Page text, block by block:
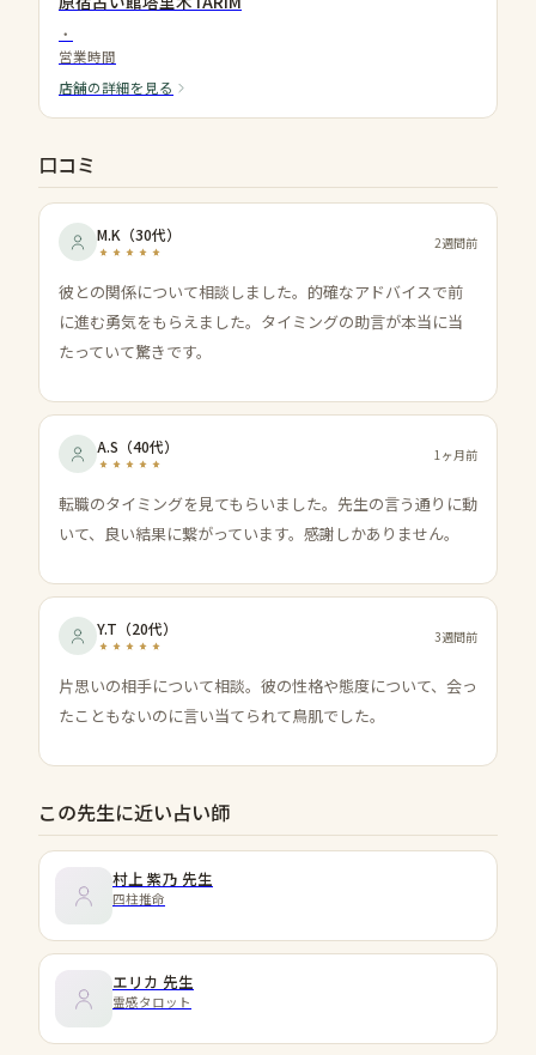
・
営業時間
店舗の詳細を見る
口コミ
M.K （30代） 2週間前
彼との関係について相談しました。的確なアドバイスで前
に進む勇気をもらえました。タイミングの助言が本当に当
たっていて驚きです。
A.S （40代） 1ヶ月前
転職のタイミングを見てもらいました。先生の言う通りに動
いて、良い結果に繋がっています。感謝しかありません。
Y.T （20代） 3週間前
片思いの相手について相談。彼の性格や態度について、会っ
たこともないのに言い当てられて鳥肌でした。
この先生に近い占い師
村上 紫乃 先生
四柱推命
エリカ 先生
霊感タロット